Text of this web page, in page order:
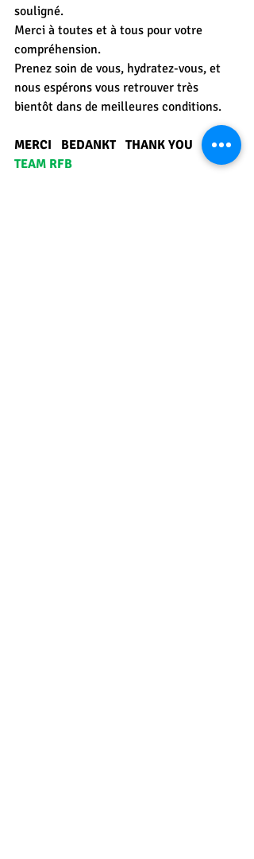
souligné.
Merci à toutes et à tous pour votre
compréhension.
Prenez soin de vous, hydratez-vous, et
nous espérons vous retrouver très
bientôt dans de meilleures conditions.
MERCI   BEDANKT   THANK YOU
TEAM RFB